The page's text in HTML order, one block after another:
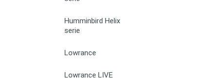
Humminbird Helix
serie
Lowrance
Lowrance LIVE